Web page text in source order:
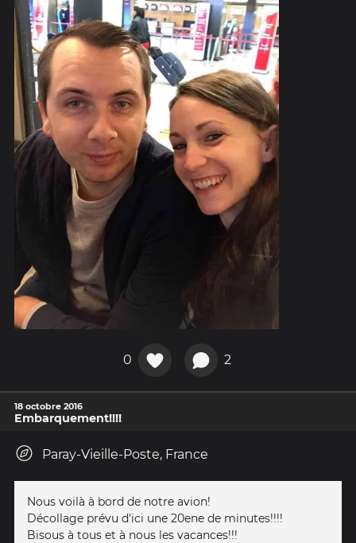
0 2
18 octobre 2016
Embarquement!!!!
Paray-Vieille-Poste, France
Nous voilà à bord de notre avion!
Décollage prévu d'ici une 20ene de minutes!!!!
Bisous à tous et à nous les vacances!!!